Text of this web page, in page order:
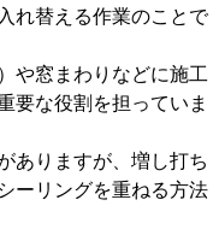
れ替える作業のことで
や窓まわりなどに施工
要な役割を担っていま
ありますが、増し打ち
ーリングを重ねる方法